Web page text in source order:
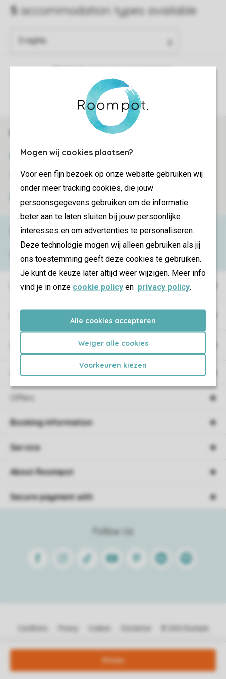
Mogen wij cookies plaatsen?
Voor een fijn bezoek op onze website gebruiken wij
onder meer tracking cookies, die jouw
persoonsgegevens gebruiken om de informatie
beter aan te laten sluiten bij jouw persoonlijke
interesses en om advertenties te personaliseren.
Deze technologie mogen wij alleen gebruiken als jij
ons toestemming geeft deze cookies te gebruiken.
Je kunt de keuze later altijd weer wijzigen. Meer info
vind je in onze cookie policy en privacy policy.
Alle cookies accepteren
Weiger alle cookies
Voorkeuren kiezen
Prices
More info and preferences
Book online securely and quickly
SSL certificate
Secure data transfer
Holiday parks
Special accommodations
Accommodations
Offers
Need help?
View the FAQor contact theContact Center
Follow Us
FacebookInstagram
Tiktok Youtube PinterestLinkedinSpotify
Booking information
Service
About Roompot
Secure payment with